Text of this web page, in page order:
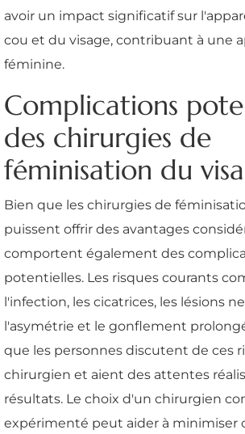
avoir un impact significatif sur
cou et du visage, contribuant à une
féminine.
Complications
des chirurgies de
féminisation du
Bien que les chirurgies de
puissent offrir des avantages
comportent également des
potentielles. Les risques courants
l'infection, les cicatrices, les lésions
l'asymétrie et le gonflement
que les personnes discutent de ces
chirurgien et aient des attentes
résultats. Le choix d'un chirurgien
expérimenté peut aider à minimiser